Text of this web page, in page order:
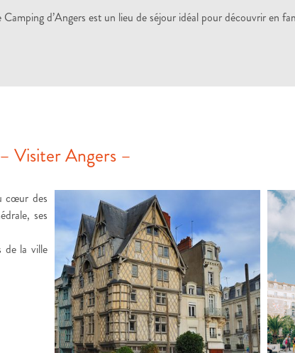
d’Angers est un lieu de séjour idéal pour découvrir en
– Visiter Angers –
cœur des
ses
de la ville